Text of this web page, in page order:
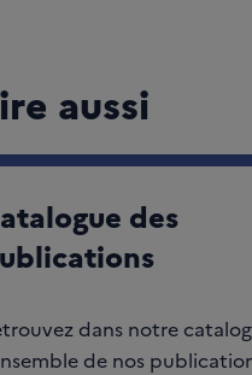
aussi
des
dans notre
de nos